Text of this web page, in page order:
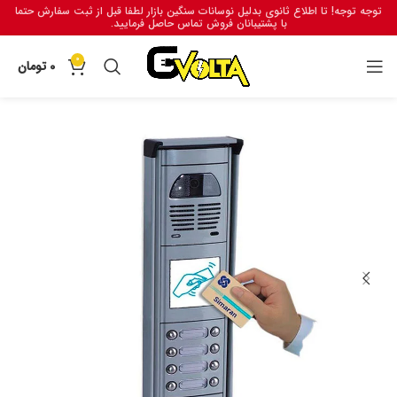
توجه توجه! تا اطلاع ثانوی بدلیل نوسانات سنگین بازار لطفا قبل از ثبت سفارش حتما
با پشتیبانان فروش تماس حاصل فرمایید.
0
0 تومان